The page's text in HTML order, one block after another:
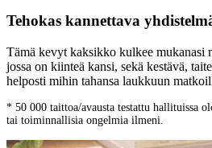
Tehokas kannettava
Tämä kevyt kaksikko kulkee mukanasi
jossa on kiinteä kansi, sekä kestävä,
helposti mihin tahansa laukkuun
* 50 000 taittoa/avausta testattu hallituissa
tai toiminnallisia ongelmia ilmeni.